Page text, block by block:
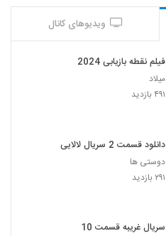
ویدیوهای کانال
فیلم نقطه بازیابی 2024
میلاد
۴۹۱ بازدید
دانلود قسمت 2 سریال لالایی
دوستی ها
۲۹۱ بازدید
سریال غریبه قسمت 10